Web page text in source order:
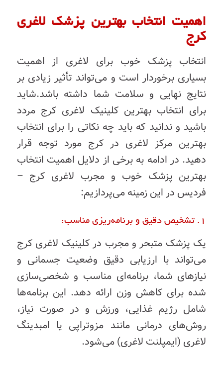
اهمیت انتخاب بهترین پزشک لاغری
کرج
انتخاب پزشک خوب برای لاغری از اهمیت
بسیاری برخوردار است و می‌تواند تأثیر زیادی بر
نتایج نهایی و سلامت شما داشته باشد.شاید
برای انتخاب بهترین کلینیک لاغری کرج مردد
باشید و ندانید که باید چه نکاتی را برای انتخاب
بهترین مرکز لاغری در کرج مورد توجه قرار
دهید. در ادامه به برخی از دلایل اهمیت انتخاب
بهترین پزشک خوب و مجرب لاغری کرج –
فردیس در این زمینه می‌پردازیم:
1. تشخیص دقیق و برنامه‌ریزی مناسب:
یک پزشک متبحر و مجرب در کلینیک لاغری کرج
می‌تواند با ارزیابی دقیق وضعیت جسمانی و
نیازهای شما، برنامه‌ای مناسب و شخصی‌سازی
شده برای کاهش وزن ارائه دهد. این برنامه‌ها
شامل رژیم غذایی، ورزش و در صورت نیاز،
روش‌های درمانی مانند مزوتراپی یا امبدینگ
لاغری (ایمپلنت لاغری) می‌شود.